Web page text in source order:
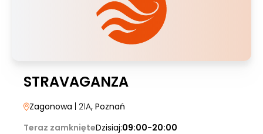
STRAVAGANZA
Zagonowa | 21A, Poznań
Teraz zamknięteDzisiaj:09:00-20:00